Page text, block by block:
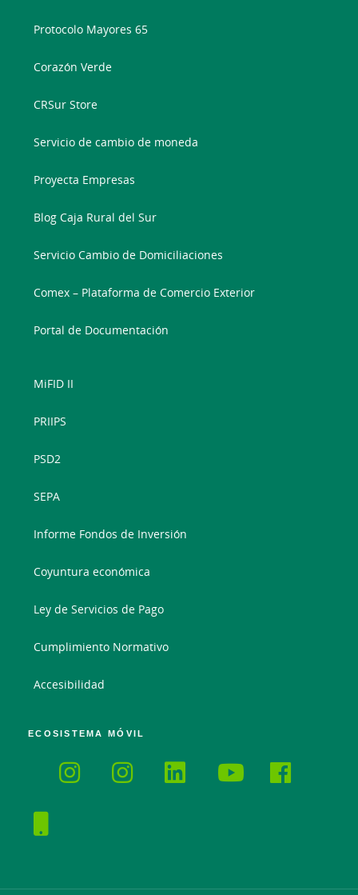
Protocolo Mayores 65
Corazón Verde
CRSur Store
Servicio de cambio de moneda
Proyecta Empresas
Blog Caja Rural del Sur
Servicio Cambio de Domiciliaciones
Comex – Plataforma de Comercio Exterior
Portal de Documentación
MiFID II
PRIIPS
PSD2
SEPA
Informe Fondos de Inversión
Coyuntura económica
Ley de Servicios de Pago
Cumplimiento Normativo
Accesibilidad
ECOSISTEMA MÓVIL